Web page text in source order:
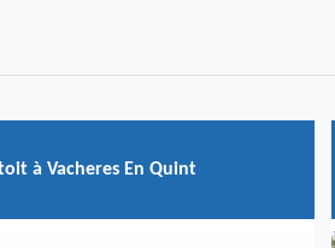
à Vacheres En Quint